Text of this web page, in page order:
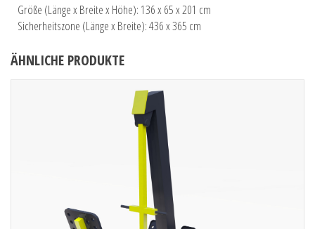
Größe (Länge x Breite x Höhe): 136 x 65 x 201 cm
Sicherheitszone (Länge x Breite): 436 x 365 cm
ÄHNLICHE PRODUKTE